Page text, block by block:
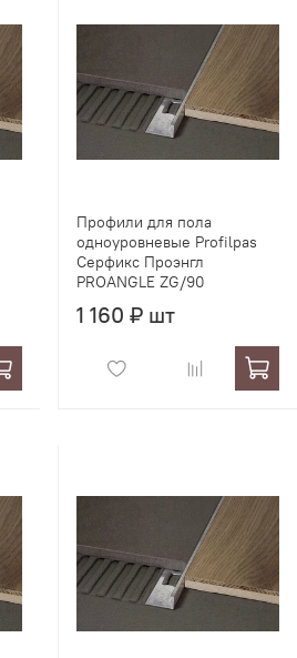
Профили для пола
одноуровневые Profilpas
Серфикс Проэнгл
PROANGLE ZG/90
1 160 ₽ шт